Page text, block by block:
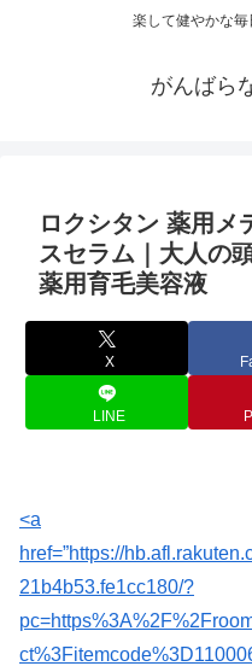
楽して健やかな
がんばら
ロクシタン 薬用メ
スセラム｜大人の
薬用育毛美容液
X
LINE
<a
href=”https://
21b4b53.fe1cc180/?